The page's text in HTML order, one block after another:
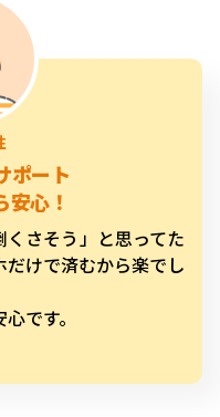
ポート
安心！
さそう」と思ってた
けで済むから楽でし
です。